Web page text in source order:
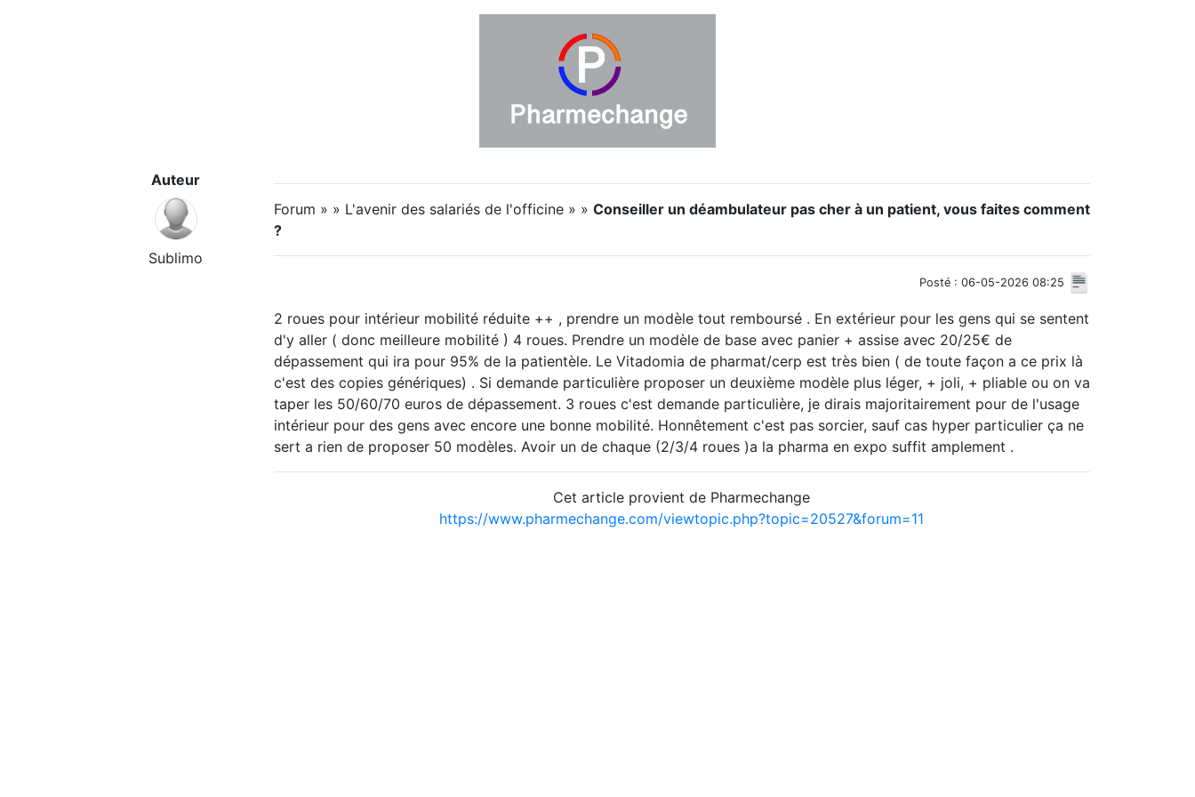
Auteur
Sublimo
Forum » » L'avenir des salariés de l'officine » » Conseiller un déambulateur pas cher à un patient, vous faites comment
?
Posté : 06-05-2026 08:25
2 roues pour intérieur mobilité réduite ++ , prendre un modèle tout remboursé . En extérieur pour les gens qui se sentent
d'y aller ( donc meilleure mobilité ) 4 roues. Prendre un modèle de base avec panier + assise avec 20/25€ de
dépassement qui ira pour 95% de la patientèle. Le Vitadomia de pharmat/cerp est très bien ( de toute façon a ce prix là
c'est des copies génériques) . Si demande particulière proposer un deuxième modèle plus léger, + joli, + pliable ou on va
taper les 50/60/70 euros de dépassement. 3 roues c'est demande particulière, je dirais majoritairement pour de l'usage
intérieur pour des gens avec encore une bonne mobilité. Honnêtement c'est pas sorcier, sauf cas hyper particulier ça ne
sert a rien de proposer 50 modèles. Avoir un de chaque (2/3/4 roues )a la pharma en expo suffit amplement .
Cet article provient de Pharmechange
https://www.pharmechange.com/viewtopic.php?topic=20527&forum=11